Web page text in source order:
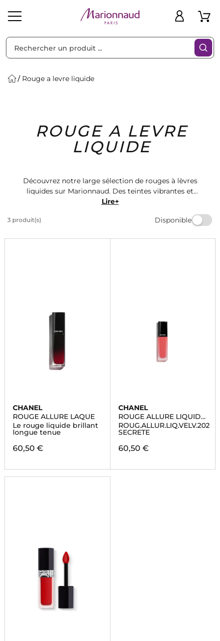
Solaire Homme Marques Idées
Cadeaux
Bons
Plans
Rouge a levre liquide
ROUGE A LEVRE
LIQUIDE
Découvrez notre large sélection de rouges à lèvres
liquides sur Marionnaud. Des teintes vibrantes et
longue tenue pour sublimer vos lèvres. Trouvez le
look. Qualité et choix garantis pour une bouche
Lire+
3 produit(s) Disponible
Filtres
CHANEL
ROUGE ALLURE LAQUE
Le rouge liquide brillant
longue tenue
60,50 €
CHANEL
ROUGE ALLURE LIQUID
VELVET
ROUG.ALLUR.LIQ.VELV.202
SECRETE
60,50 €